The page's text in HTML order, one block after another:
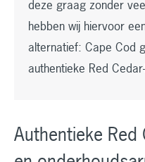
deze graag zonder
hebben wij hiervoor
alternatief: Cape Cod
authentieke Red
Authentieke